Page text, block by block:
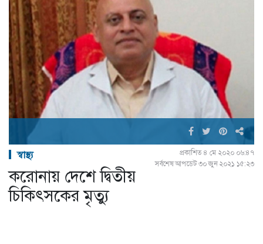
স্বাস্থ্য
প্রকাশিত ৪ মে ২০২০ ০৬:৪৭
সর্বশেষ আপডেট ৩০ জুন ২০২১ ১৫:২৩
করোনায় দেশে দ্বিতীয়
চিকিৎসকের মৃত্যু